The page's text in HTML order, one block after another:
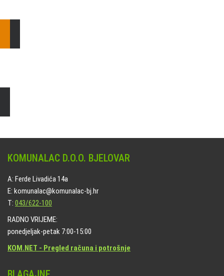
KOMUNALAC D.O.O. BJELOVAR
A: Ferde Livadića 14a
E: komunalac@komunalac-bj.hr
T: 043/622-100
RADNO VRIJEME:
ponedjeljak-petak 7:00-15:00
KOM.NET - Pregled računa i potrošnje